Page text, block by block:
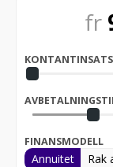
fr
KONTANTINSATS
FINANSMODELL
Annuitet Rak